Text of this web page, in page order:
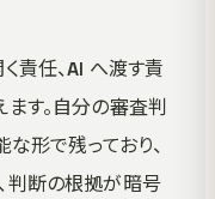
責任、AI へ渡す責
す。自分の審査判
形で残っており、
判断の根拠が暗号